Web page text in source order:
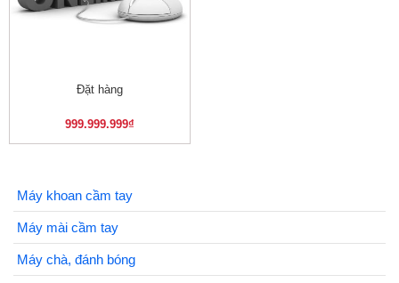
Đặt hàng
999.999.999₫
Máy khoan cầm tay
Máy mài cầm tay
Máy chà, đánh bóng